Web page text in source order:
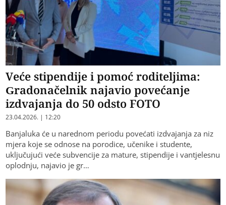
Veće stipendije i pomoć roditeljima:
Gradonačelnik najavio povećanje
izdvajanja do 50 odsto FOTO
23.04.2026. | 12:20
Banjaluka će u narednom periodu povećati izdvajanja za niz
mjera koje se odnose na porodice, učenike i studente,
uključujući veće subvencije za mature, stipendije i vantjelesnu
oplodnju, najavio je gr…